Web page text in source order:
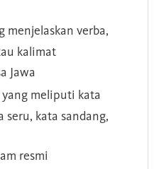
menjelaskan verba,
kalimat
Jawa
yang meliputi kata
seru, kata sandang,
resmi